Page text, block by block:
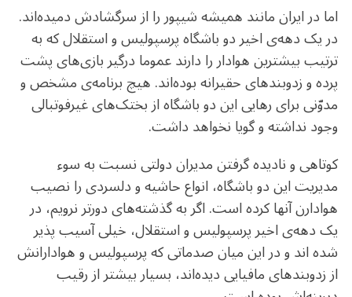
اما در ایران مانند همیشه شیپور را از سرگشادش دمیده‌اند.
در یک دهه‌ی اخیر دو باشگاه پرسپولیس و استقلال که به
ترتیب بیشترین هوادار را دارند عموما درگیر بازی‌های پشت
پرده و زدوبندهای حقیرانه بوده‌اند. هیچ برنامه‌ی مشخص و
مدوّنی برای رهایی این دو باشگاه از بختک‌های غیرفوتبالی
وجود نداشته و گویا نخواهد داشت.
کوتاهی و نادیده گرفتن مدیران دولتی نسبت به سوء
مدیریت این دو باشگاه، انواع حاشیه و دلسردی را نصیب
هوادارن آنها کرده است. اگر به گذشته‌های دورتر نرویم، در
یک دهه‌ی اخیر پرسپولیس و استقلال، خیلی آسیب پذیر
شده اند و در این میان صدماتی که پرسپولیس و هوادارانش
از زدوبندهای مافیایی دیده‌اند، بسیار بیشتر از رقیب